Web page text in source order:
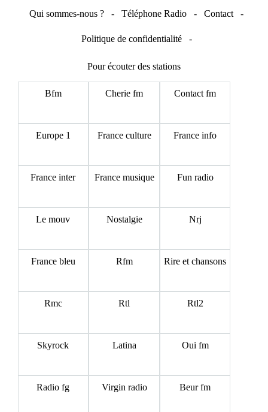
Qui sommes-nous ? - Téléphone Radio - Contact -
Politique de confidentialité -
Pour écouter des stations
Bfm Cherie fm Contact fm
Europe 1 France culture France info
France inter France musique Fun radio
Le mouv Nostalgie Nrj
France bleu Rfm Rire et chansons
Rmc Rtl Rtl2
Skyrock Latina Oui fm
Radio fg Virgin radio Beur fm